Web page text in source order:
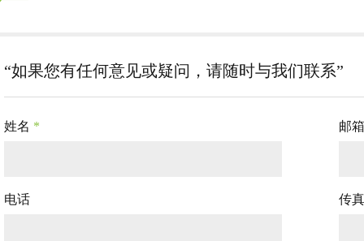
“如果您有任何意见或疑问，请随时与我们联系”
姓名 * 邮箱
电话 传真